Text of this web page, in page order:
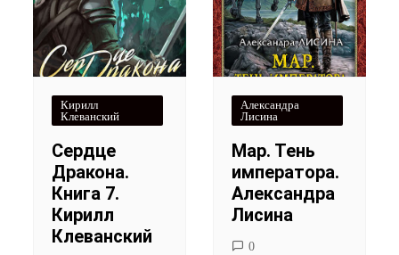
Кирилл
Клеванский
Сердце
Дракона.
Книга 7.
Кирилл
Клеванский
Александра
Лисина
Мар. Тень
императора.
Александра
Лисина
0